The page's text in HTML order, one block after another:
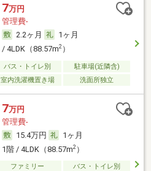
7万円
管理費-
2.2ヶ月
1ヶ月
/ 4LDK（88.57m2）
バス・トイレ別
駐車場(近隣含)
室内洗濯機置き場 洗面所独立
7万円
管理費-
15.4万円
1ヶ月
1階 / 4LDK（88.57m2）
ファミリー
バス・トイレ別